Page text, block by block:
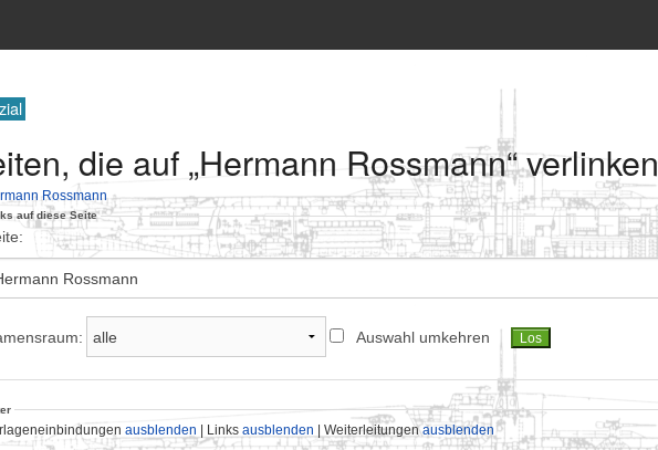
die auf „Hermann Rossmann“ verlinken
Rossmann
auf diese Seite
Auswahl umkehren
ausblenden | Links ausblenden | Weiterleitungenausblenden